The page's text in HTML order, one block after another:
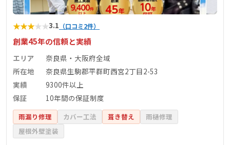
★★★★★3.1 （口コミ2件）
創業45年の信頼と実績
エリア
奈良県・大阪府全域
所在地
奈良県生駒郡平群町西宮2丁目2-53
実績
9300件以上
保証
10年間の保証制度
雨漏り修理 カバー工法 葺き替え
雨樋修理
屋根外壁塗装